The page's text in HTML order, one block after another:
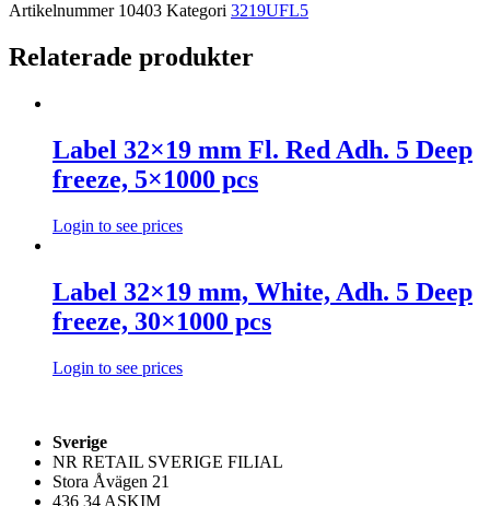
Artikelnummer 10403 Kategori 3219UFL5
Relaterade produkter
Label 32×19 mm Fl. Red Adh. 5 Deep
freeze, 5×1000 pcs
Login to see prices
Label 32×19 mm, White, Adh. 5 Deep
freeze, 30×1000 pcs
Login to see prices
Sverige
NR RETAIL SVERIGE FILIAL
Stora Åvägen 21
436 34 ASKIM